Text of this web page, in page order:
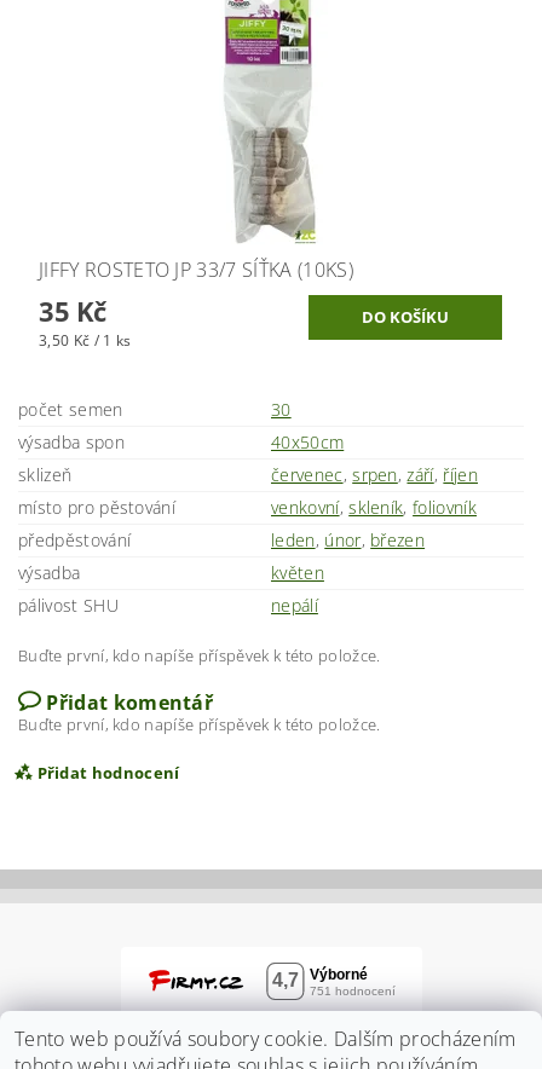
JIFFY ROSTETO JP 33/7 SÍŤKA (10KS)
35 Kč
3,50 Kč / 1 ks
počet semen
30
výsadba spon
40x50cm
sklizeň
červenec,srpen, září, říjen
místo pro pěstování
venkovní,skleník,foliovník
předpěstování
leden, únor, březen
výsadba
květen
pálivost SHU
nepálí
Buďte první, kdo napíše příspěvek k této položce.
Přidat komentář
Buďte první, kdo napíše příspěvek k této položce.
Přidat hodnocení
Tento web používá soubory cookie. Dalším procházením